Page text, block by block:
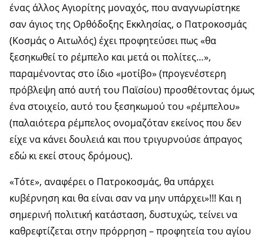
ένας άλλος Αγιορίτης μοναχός, που αναγνωρίστηκε
σαν άγιος της Ορθόδοξης Εκκλησίας, ο Πατροκοσμάς
(Κοσμάς ο Αιτωλός) έχει προφητεύσει πως «θα
ξεσηκωθεί το ρέμπελο και μετά οι πολίτες…»,
παραμένοντας στο ίδιο «μοτίβο» (προγενέστερη
πρόβλεψη από αυτή του Παϊσίου) προσθέτοντας όμως
ένα στοιχείο, αυτό του ξεσηκωμού του «ρέμπελου»
(παλαιότερα ρέμπελος ονομαζόταν εκείνος που δεν
είχε να κάνει δουλειά και που τριγυρνούσε άπραγος
εδώ κι εκεί στους δρόμους).
«Τότε», αναφέρει ο Πατροκοσμάς, θα υπάρχει
κυβέρνηση και θα είναι σαν να μην υπάρχει»!!! Και η
σημερινή πολιτική κατάσταση, δυστυχώς, τείνει να
καθρεφτίζεται στην πρόρρηση – προφητεία του αγίου